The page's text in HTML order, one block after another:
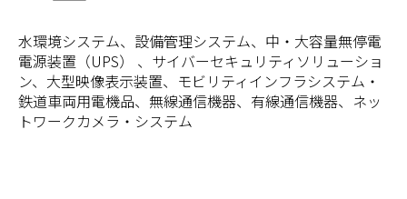
水環境システム、設備管理システム、中・大容量無停電
電源装置（UPS） 、サイバーセキュリティソリューショ
ン、大型映像表示装置、モビリティインフラシステム・
鉄道車両用電機品、無線通信機器、有線通信機器、ネッ
トワークカメラ・システム